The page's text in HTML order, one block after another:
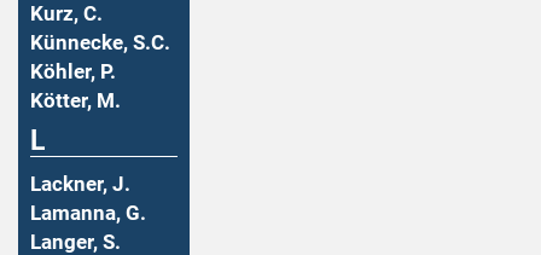
Kurz, C.
Künnecke, S.C.
Köhler, P.
Kötter, M.
L
Lackner, J.
Lamanna, G.
Langer, S.